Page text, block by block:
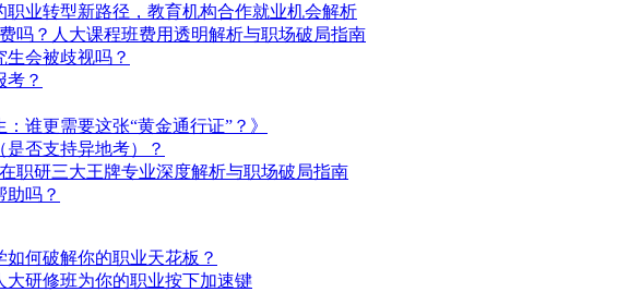
业转型新路径，教育机构合作就业机会解析
吗？人大课程班费用透明解析与职场破局指南
会被歧视吗？
考？
谁更需要这张“黄金通行证”？》
否支持异地考）？
职研三大王牌专业深度解析与职场破局指南
助吗？
何破解你的职业天花板？
研修班为你的职业按下加速键